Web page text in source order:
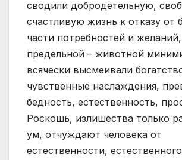
сводили добродетельную,
счастливую жизнь к отказу от
части потребностей и
предельной – животной
всячески высмеивали
чувственные наслаждения,
бедность, естественность,
Роскошь, излишества только
ум, отчуждают человека от
естественности,